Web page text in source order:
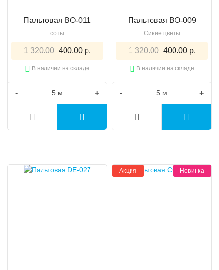
Пальтовая BO-011
соты
1 320.00 400.00 р.
В наличии на складе
- +
Пальтовая BO-009
Синие цветы
1 320.00 400.00 р.
В наличии на складе
- +
Акция Новинка